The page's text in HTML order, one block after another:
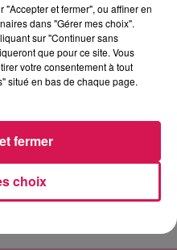
54 ULTRA
You
21h46
21h46
Le Diner
et fermer", ou affiner en
dans "Gérer mes choix".
sur "Continuer sans
que pour ce site. Vous
votre consentement à tout
situé en bas de chaque page.
choix
fermer